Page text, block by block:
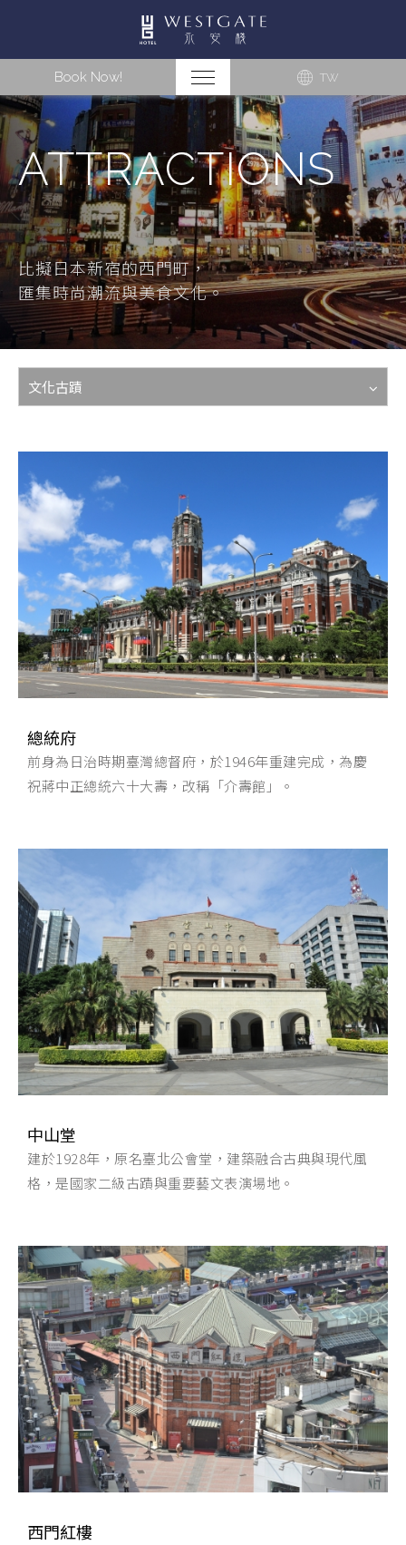
ATTRACTIONS
比擬日本新宿的西門町，
匯集時尚潮流與美食文化。
文化古蹟
總統府
前身為日治時期臺灣總督府，於1946年重建完成，為慶
祝蔣中正總統六十大壽，改稱「介壽館」。
中山堂
建於1928年，原名臺北公會堂，建築融合古典與現代風
格，是國家二級古蹟與重要藝文表演場地。
西門紅樓
Book Now! TW